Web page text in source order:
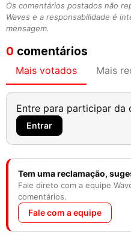
Os comentários postados não
Waves e a responsabilidade é
mensagem.
0 comentários
Mais votados Mais
Entre para participar da
Entrar
Tem uma reclamação,
Fale direto com a equipe
comentários.
Fale com a equipe